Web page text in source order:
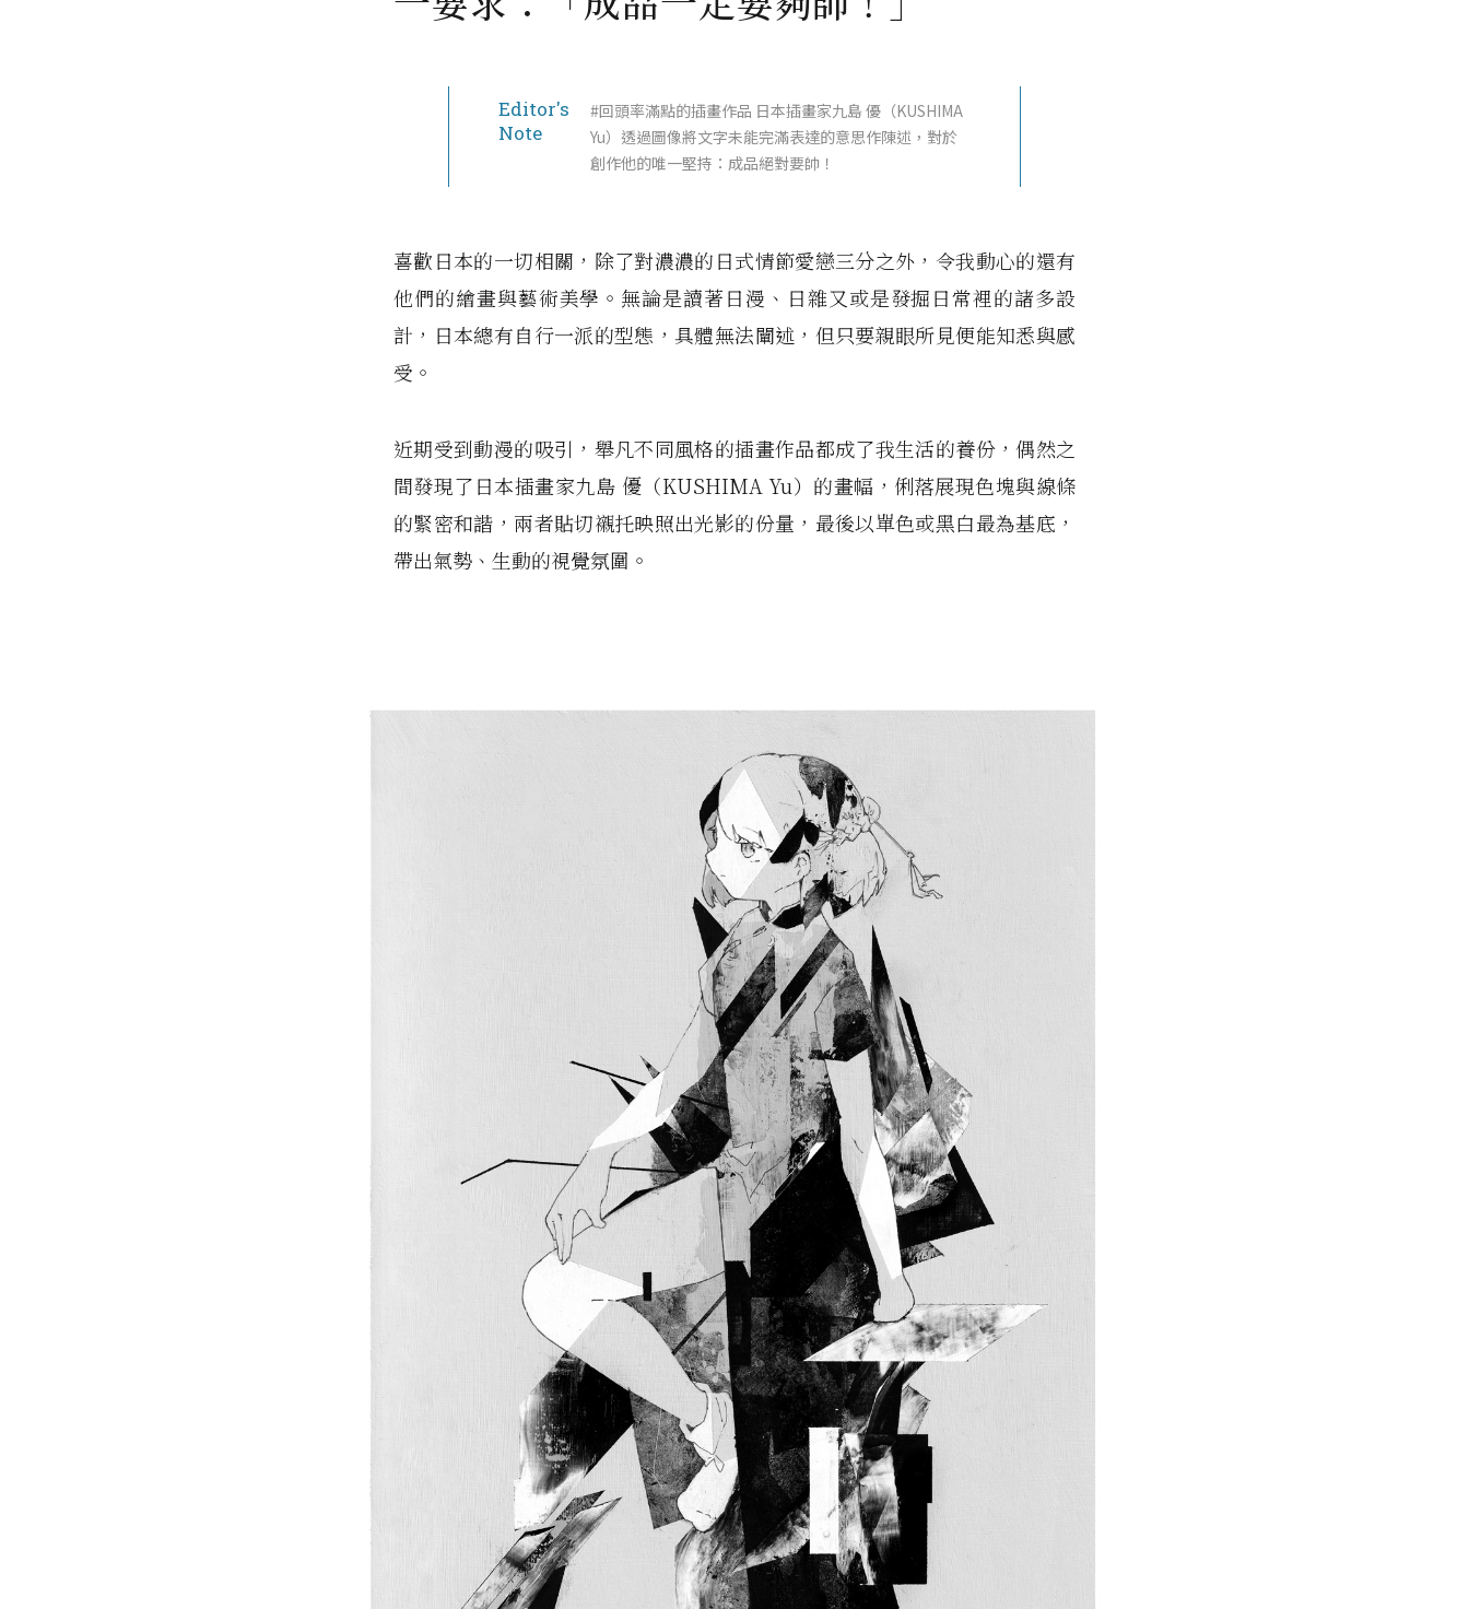
Editor's
Note
#回頭率滿點的插畫作品 日本插畫家九島 優（KUSHIMA
Yu）透過圖像將文字未能完滿表達的意思作陳述，對於
創作他的唯一堅持：成品絕對要帥！
喜歡日本的一切相關，除了對濃濃的日式情節愛戀三分之外，令我動心的還有
他們的繪畫與藝術美學。無論是讀著日漫、日雜又或是發掘日常裡的諸多設
計，日本總有自行一派的型態，具體無法闡述，但只要親眼所見便能知悉與感
受。
近期受到動漫的吸引，舉凡不同風格的插畫作品都成了我生活的養份，偶然之
間發現了日本插畫家九島 優（KUSHIMA Yu）的畫幅，俐落展現色塊與線條
的緊密和諧，兩者貼切襯托映照出光影的份量，最後以單色或黑白最為基底，
帶出氣勢、生動的視覺氛圍。